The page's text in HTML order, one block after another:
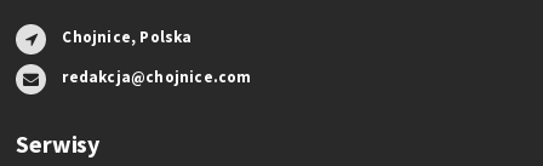
Chojnice, Polska
redakcja@chojnice.com
Serwisy